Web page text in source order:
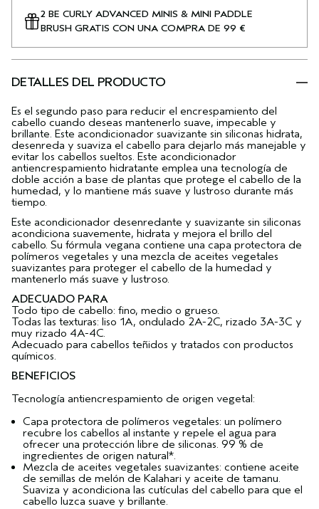
2 BE CURLY ADVANCED MINIS & MINI PADDLE
BRUSH GRATIS CON UNA COMPRA DE 99 €
DETALLES DEL PRODUCTO
Es el segundo paso para reducir el encrespamiento del
cabello cuando deseas mantenerlo suave, impecable y
brillante. Este acondicionador suavizante sin siliconas hidrata,
desenreda y suaviza el cabello para dejarlo más manejable y
evitar los cabellos sueltos. Este acondicionador
antiencrespamiento hidratante emplea una tecnología de
doble acción a base de plantas que protege el cabello de la
humedad, y lo mantiene más suave y lustroso durante más
tiempo.
Este acondicionador desenredante y suavizante sin siliconas
acondiciona suavemente, hidrata y mejora el brillo del
cabello. Su fórmula vegana contiene una capa protectora de
polímeros vegetales y una mezcla de aceites vegetales
suavizantes para proteger el cabello de la humedad y
mantenerlo más suave y lustroso.
ADECUADO PARA
Todo tipo de cabello: fino, medio o grueso.
Todas las texturas: liso 1A, ondulado 2A-2C, rizado 3A-3C y
muy rizado 4A-4C.
Adecuado para cabellos teñidos y tratados con productos
químicos.
BENEFICIOS
Tecnología antiencrespamiento de origen vegetal:
Capa protectora de polímeros vegetales: un polímero
recubre los cabellos al instante y repele el agua para
ofrecer una protección libre de siliconas. 99 % de
ingredientes de origen natural*.
Mezcla de aceites vegetales suavizantes: contiene aceite
de semillas de melón de Kalahari y aceite de tamanu.
Suaviza y acondiciona las cutículas del cabello para que el
cabello luzca suave y brillante.